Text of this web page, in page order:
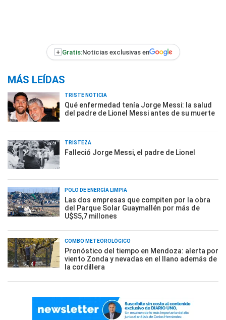
+ Gratis:Noticias exclusivas en
MÁS LEÍDAS
TRISTE NOTICIA
Qué enfermedad tenía Jorge Messi: la salud
del padre de Lionel Messi antes de su muerte
TRISTEZA
Falleció Jorge Messi, el padre de Lionel
POLO DE ENERGÍA LIMPIA
Las dos empresas que compiten por la obra
del Parque Solar Guaymallén por más de
U$S5,7 millones
COMBO METEOROLÓGICO
Pronóstico del tiempo en Mendoza: alerta por
viento Zonda y nevadas en el llano además de
la cordillera